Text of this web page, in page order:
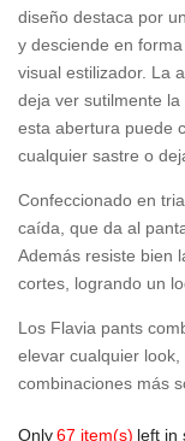
diseño destaca por
y desciende en
visual estilizador. La
deja ver sutilmente
esta abertura puede
cualquier sastre o
Confeccionado en
caída, que da al
Además resiste bien
cortes, logrando un
Los Flavia pants
elevar cualquier
combinaciones más
Only67 item(s) left in